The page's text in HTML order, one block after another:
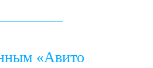
«Авито